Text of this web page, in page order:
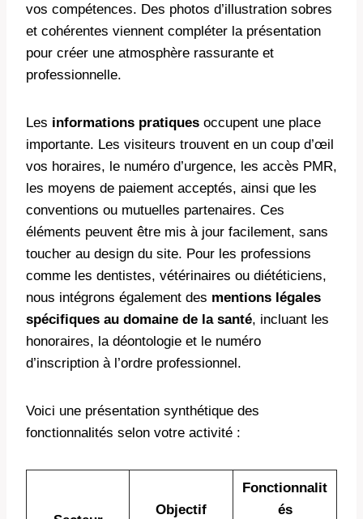
vos compétences. Des photos d’illustration sobres
et cohérentes viennent compléter la présentation
pour créer une atmosphère rassurante et
professionnelle.
Les informations pratiques occupent une place
importante. Les visiteurs trouvent en un coup d’œil
vos horaires, le numéro d’urgence, les accès PMR,
les moyens de paiement acceptés, ainsi que les
conventions ou mutuelles partenaires. Ces
éléments peuvent être mis à jour facilement, sans
toucher au design du site. Pour les professions
comme les dentistes, vétérinaires ou diététiciens,
nous intégrons également des mentions légales
spécifiques au domaine de la santé, incluant les
honoraires, la déontologie et le numéro
d’inscription à l’ordre professionnel.
Voici une présentation synthétique des
fonctionnalités selon votre activité :
Objectif
Fonctionnalit
és